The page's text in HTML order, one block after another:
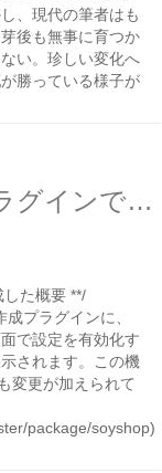
、現代の筆者はも
後も無事に育つか
い。珍しい変化へ
勝っている様子が
SOY Shopの納品書作成プラグインで初回購入の表示設定を追加しました
した概要 **/
プラグインに、
で設定を有効化す
されます。この機
変更が加えられて
package/soyshop)